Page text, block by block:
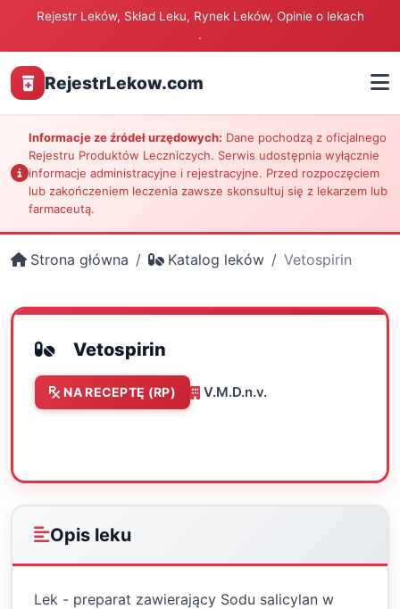
Rejestr Leków, Skład Leku, Rynek Leków, Opinie o lekach
.
RejestrLekow.com
Informacje ze źródeł urzędowych: Dane pochodzą z oficjalnego
Rejestru Produktów Leczniczych. Serwis udostępnia wyłącznie
informacje administracyjne i rejestracyjne. Przed rozpoczęciem
lub zakończeniem leczenia zawsze skonsultuj się z lekarzem lub
farmaceutą.
Strona główna Katalog leków Vetospirin
Vetospirin
NA RECEPTĘ (RP) V.M.D.n.v.
Opis leku
Lek - preparat zawierający Sodu salicylan w